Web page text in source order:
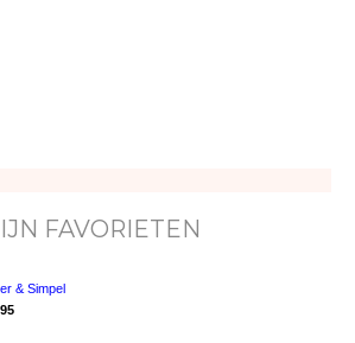
FAVORIETEN
& Simpel